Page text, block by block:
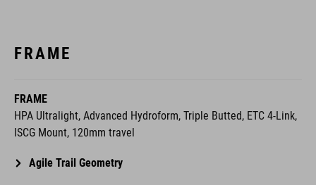
FRAME
FRAME
HPA Ultralight, Advanced Hydroform, Triple Butted, ETC 4-Link,
ISCG Mount, 120mm travel
Agile Trail Geometry